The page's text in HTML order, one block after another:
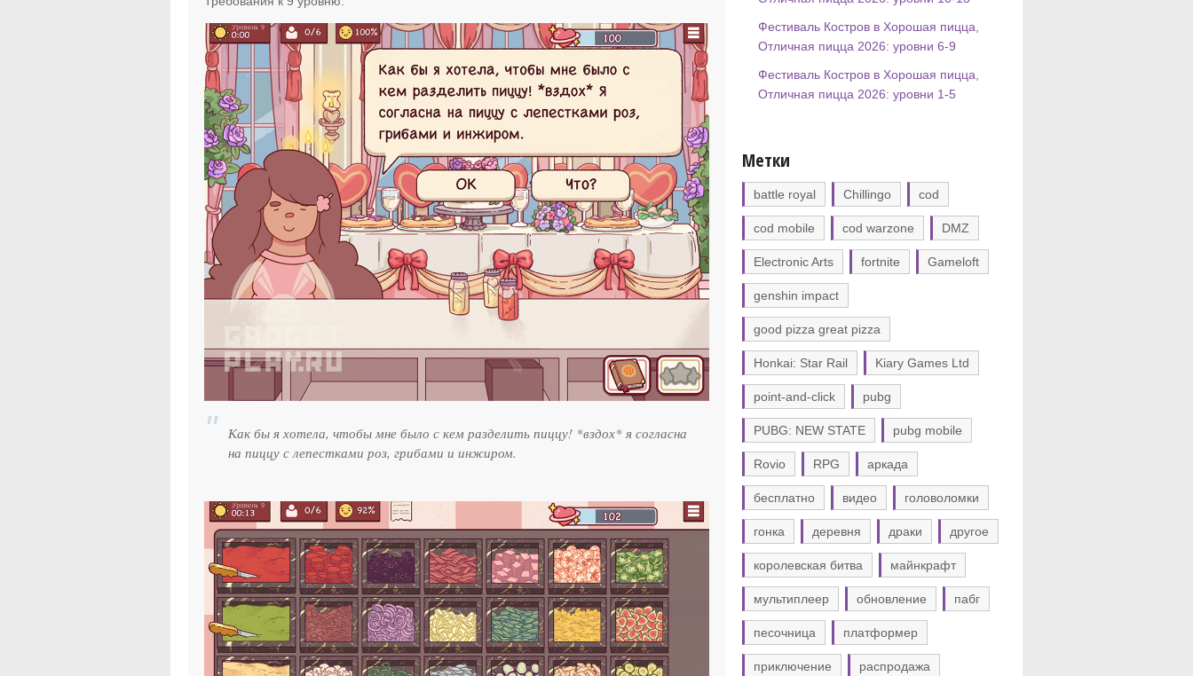
Как бы я хотела, чтобы мне было с кем разделить пиццу! *вздох* я согласна
на пиццу с лепестками роз, грибами и инжиром.
Фестиваль Костров в Хорошая пицца,
Отличная пицца 2026: уровни 6-9
Фестиваль Костров в Хорошая пицца,
Отличная пицца 2026: уровни 1-5
Метки
battle royal Chillingo cod
cod mobile cod warzone DMZ
Electronic Arts fortnite Gameloft
genshin impact
good pizza great pizza
Honkai: Star Rail Kiary Games Ltd
point-and-click pubg
PUBG: NEW STATE pubg mobile
Rovio RPG аркада
бесплатно видео головоломки
гонка деревня драки другое
королевская битва майнкрафт
мультиплеер обновление пабг
песочница платформер
приключение распродажа